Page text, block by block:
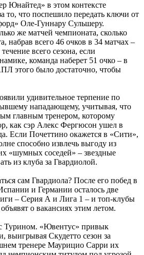
Юнайтед» в этом контексте
то, что поспешило передать ключи от
Оле-Гуннару Сульшеру.
же матчей чемпионата, сколько
набрав всего 46 очков в 34 матчах –
всего сезона, если
команда наберет 51 очко – в
этого было достаточно, чтобы
удивительное терпение по
нападающему, учитывая, что
главным тренером, которому
как сэр Алекс Фергюсон ушел в
Если Почеттино окажется в «Сити»,
способно извлечь выгоду из
«шумных соседей» – звездные
из клуба за Гвардиолой.
сам Гвардиола? После его побед в
и Германии осталось две
– Серия А и Лига 1 – и топ-клубы
о вакансиях этим летом.
Турином. «Ювентус» привык
выигрывая Скудетто сезон за
тренере Маурицио Сарри их